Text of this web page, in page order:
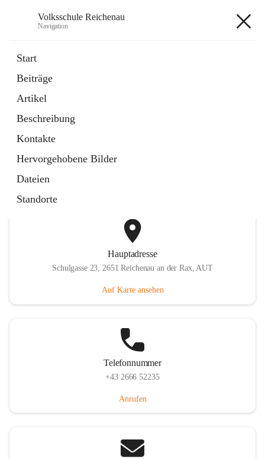
Volksschule Reichenau
Navigation
Start
Beiträge
Artikel
Beschreibung
Kontakte
Hervorgehobene Bilder
Dateien
Standorte
Externe Webseite
in
Tab
Toni Klix Maustraining
Externe Webseite
öffnet
in
neuem
Tab
Hauptadresse
Schulgasse 23, 2651 Reichenau an der Rax, AUT
Auf Karte ansehen
Telefonnummer
+43 2666 52235
Anrufen